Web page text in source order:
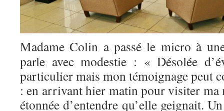
Madame Colin a passé le micro à
parle avec modestie : « Désolée
particulier mais mon témoignage peut
: en arrivant hier matin pour visiter ma
étonnée d’entendre qu’elle geignait.